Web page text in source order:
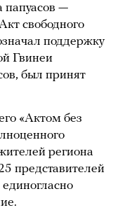
папуасов —
свободного
поддержку
Гвинеи
был принят
«Актом без
региона
представителей